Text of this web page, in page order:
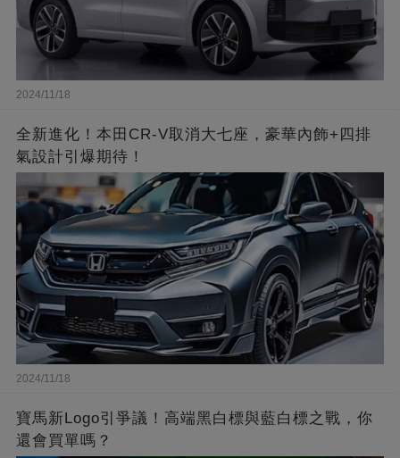
2024/11/18
全新進化！本田CR-V取消大七座，豪華內飾+四排
氣設計引爆期待！
2024/11/18
寶馬新Logo引爭議！高端黑白標與藍白標之戰，你
還會買單嗎？